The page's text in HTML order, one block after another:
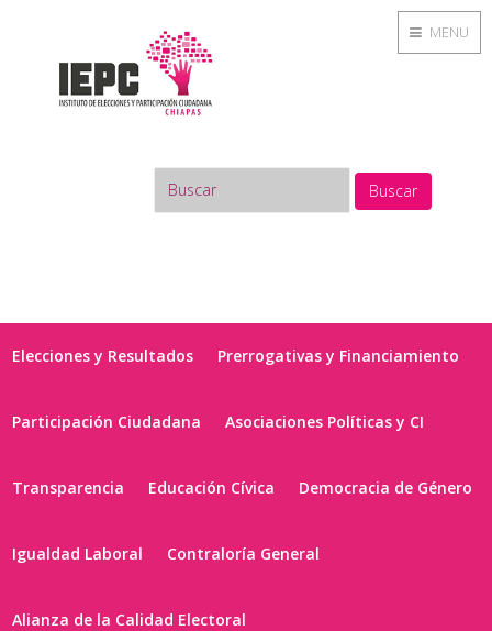
Buscar
Elecciones y Resultados Prerrogativas y Financiamiento
Participación Ciudadana Asociaciones Políticas y CI
Transparencia Educación Cívica Democracia de Género
Igualdad Laboral Contraloría General
Alianza de la Calidad Electoral
MENU